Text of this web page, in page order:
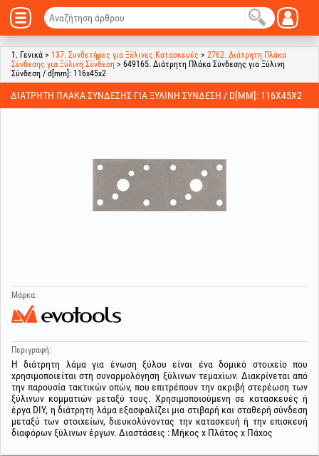
1. Γενικά > 137. Συνδετήρες για Ξύλινες Κατασκευές > 2762. Διάτρητη Πλάκα
Σύνδεσης για Ξύλινη Σύνδεση > 649165. Διάτρητη Πλάκα Σύνδεσης για Ξύλινη
Σύνδεση / d[mm]: 116x45x2
ΔΙΆΤΡΗΤΗ ΠΛΆΚΑ ΣΎΝΔΕΣΗΣ ΓΙΑ ΞΎΛΙΝΗ ΣΎΝΔΕΣΗ / D[MM]: 116X45X2
Μάρκα:
Περιγραφή:
Η διάτρητη λάμα για ένωση ξύλου είναι ένα δομικό στοιχείο που
χρησιμοποιείται στη συναρμολόγηση ξύλινων τεμαχίων. Διακρίνεται από
την παρουσία τακτικών οπών, που επιτρέπουν την ακριβή στερέωση των
ξύλινων κομματιών μεταξύ τους. Χρησιμοποιούμενη σε κατασκευές ή
έργα DIY, η διάτρητη λάμα εξασφαλίζει μια στιβαρή και σταθερή σύνδεση
μεταξύ των στοιχείων, διευκολύνοντας την κατασκευή ή την επισκευή
διαφόρων ξύλινων έργων. Διαστάσεις : Μήκος x Πλάτος x Πάχος